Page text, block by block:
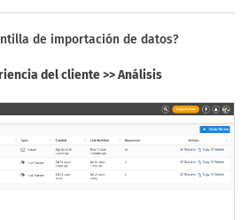
de importación de datos?
del cliente >> Análisis